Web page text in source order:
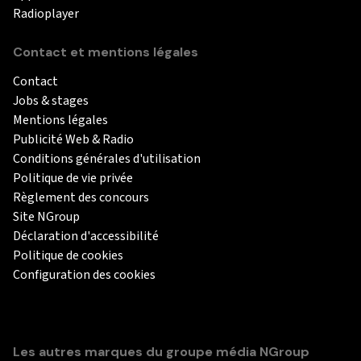
Radioplayer
Contact et mentions légales
Contact
Jobs & stages
Mentions légales
Publicité Web & Radio
Conditions générales d'utilisation
Politique de vie privée
Règlement des concours
Site NGroup
Déclaration d'accessibilité
Politique de cookies
Configuration des cookies
Les autres marques du groupe média NGroup